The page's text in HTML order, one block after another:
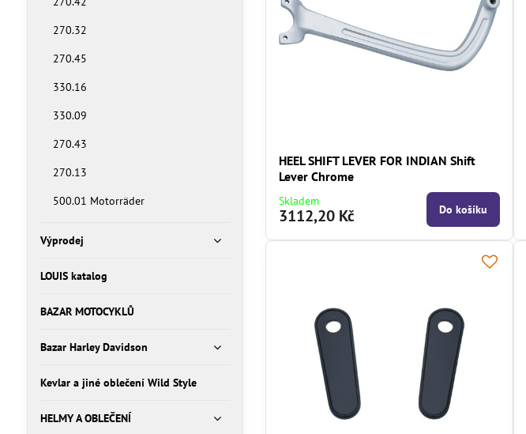
HEEL SHIFT LEVER FOR INDIAN Shift
Lever Chrome
Skladem
3112,20 Kč Do košíku
270.32
270.45
330.16
330.09
270.43
270.13
500.01 Motorräder
Výprodej
LOUIS katalog
BAZAR MOTOCYKLŮ
Bazar Harley Davidson
Kevlar a jiné oblečení Wild Style
HELMY A OBLEČENÍ